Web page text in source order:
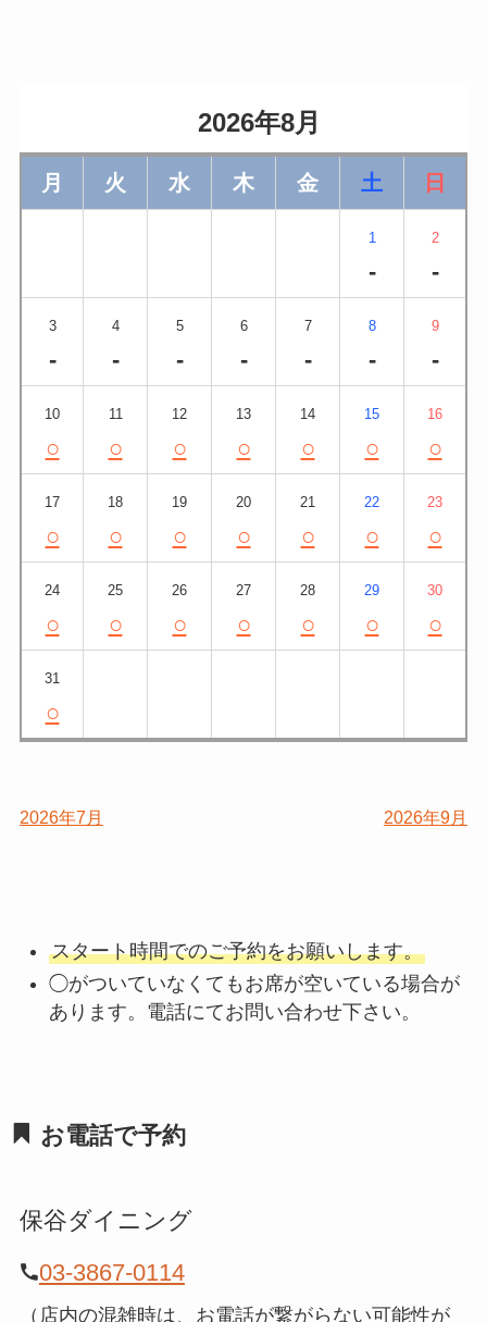
                    2026年8月
月 火 水 木 金 土 日
1
-
2
-
3
-
4
-
5
-
6
-
7
-
8
-
9
-
10
○
11
○
12
○
13
○
14
○
15
○
16
○
17
○
18
○
19
○
20
○
21
○
22
○
23
○
24
○
25
○
26
○
27
○
28
○
29
○
30
○
31
○
2026年7月 2026年9月
スタート時間でのご予約をお願いします。
◯がついていなくてもお席が空いている場合が
あります。電話にてお問い合わせ下さい。
お電話で予約
保谷ダイニング
03-3867-0114
（店内の混雑時は、お電話が繋がらない可能性が